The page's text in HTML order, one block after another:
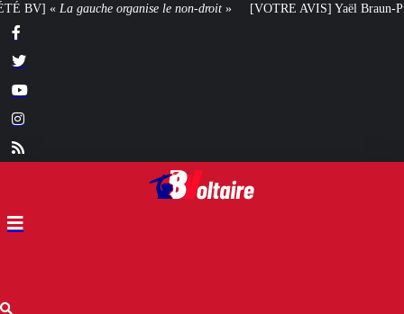
droit» [VOTRE AVIS] Yaël Braun-Pivet doit-elle renoncer à son projet